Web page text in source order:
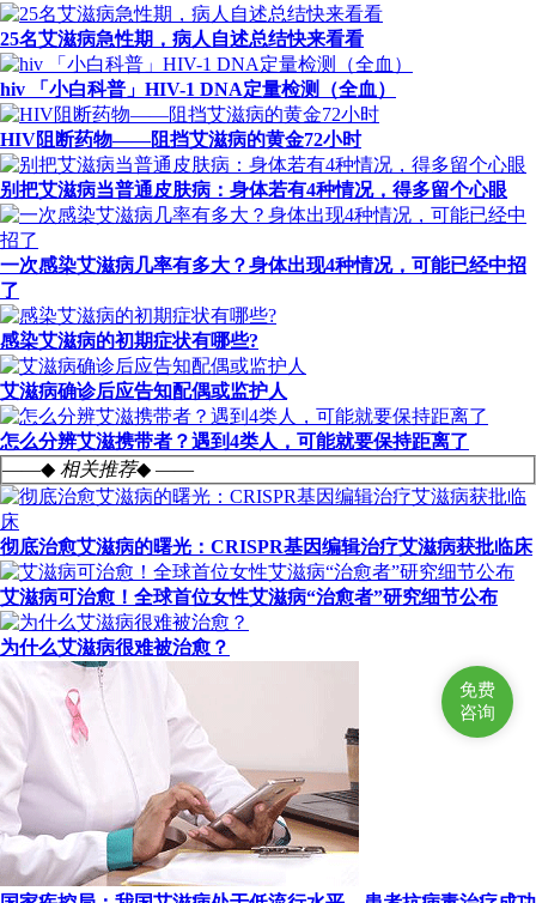
25名艾滋病急性期，病人自述总结快来看看
hiv 「小白科普」HIV-1 DNA定量检测（全血）
HIV阻断药物——阻挡艾滋病的黄金72小时
别把艾滋病当普通皮肤病：身体若有4种情况，得多留个心眼
一次感染艾滋病几率有多大？身体出现4种情况，可能已经中招
了
感染艾滋病的初期症状有哪些?
艾滋病确诊后应告知配偶或监护人
怎么分辨艾滋携带者？遇到4类人，可能就要保持距离了
——◆ 相关推荐◆ ——
彻底治愈艾滋病的曙光：CRISPR基因编辑治疗艾滋病获批临床
艾滋病可治愈！全球首位女性艾滋病“治愈者”研究细节公布
为什么艾滋病很难被治愈？
免费
咨询